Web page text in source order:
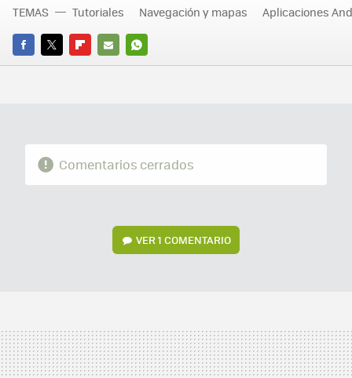
FACEBOOK
TWITTERFLIPBOARD
E-
WHATSAPP
TEMAS Tutoriales Navegación y mapas Aplicaciones
Comentarios cerrados
VER1 COMENTARIO